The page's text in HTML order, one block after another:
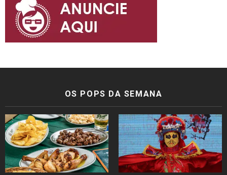
OS POPS DA SEMANA